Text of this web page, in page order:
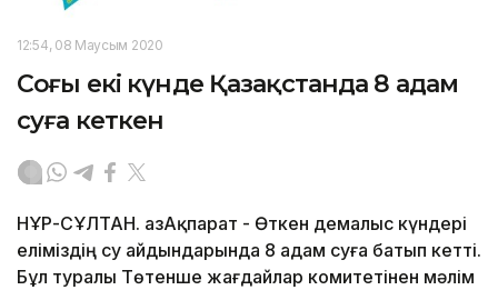
12:54, 08 Маусым 2020
Соңғы екі күнде Қазақстанда 8 адам
суға кеткен
НҰР-СҰЛТАН. ҚазАқпарат - Өткен демалыс күндері
еліміздің су айдындарында 8 адам суға батып кетті.
Бұл туралы Төтенше жағдайлар комитетінен мәлім